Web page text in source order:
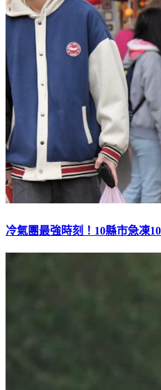
冷氣團最強時刻！10縣市急凍